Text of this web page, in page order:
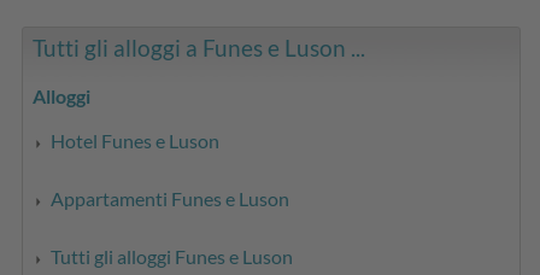
Tutti gli alloggi a Funes e Luson ...
Alloggi
Hotel Funes e Luson
Appartamenti Funes e Luson
Tutti gli alloggi Funes e Luson